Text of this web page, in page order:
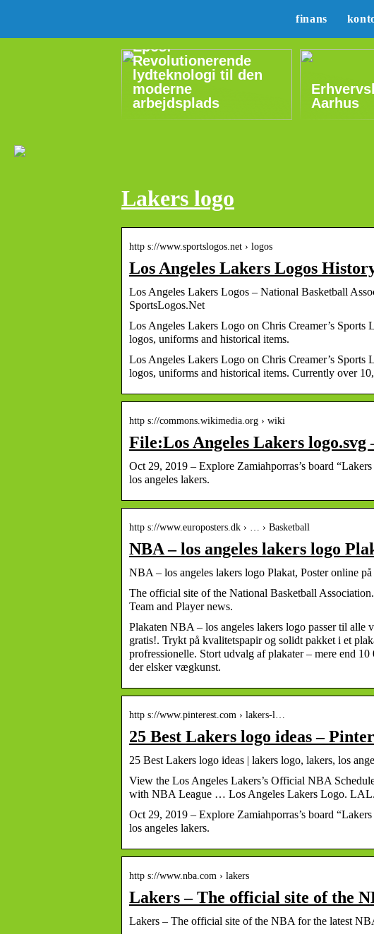
finans
Epos:
Revolutionerende
lydteknologi til den
moderne
arbejdsplads
Aarhus
Lakers logo
http s://www.sportslogos.net › logos
Los Angeles Lakers Logos
Los Angeles Lakers Logos – National Basketball
SportsLogos.Net
Los Angeles Lakers Logo on Chris Creamer’s
logos, uniforms and historical items.
Los Angeles Lakers Logo on Chris Creamer’s
logos, uniforms and historical items. Currently over
http s://commons.wikimedia.org › wiki
File:Los Angeles Lakers
Oct 29, 2019 – Explore Zamiahporras’s board
los angeles lakers.
http s://www.europosters.dk › … › Basketball
NBA – los angeles lakers logo
NBA – los angeles lakers logo Plakat, Poster online
The official site of the National Basketball
Team and Player news.
Plakaten NBA – los angeles lakers logo passer til
gratis!. Trykt på kvalitetspapir og solidt pakket i et
profressionelle. Stort udvalg af plakater – mere end
der elsker vægkunst.
http s://www.pinterest.com › lakers-l…
25 Best Lakers logo ideas –
25 Best Lakers logo ideas | lakers logo, lakers, los
View the Los Angeles Lakers’s Official NBA
with NBA League … Los Angeles Lakers Logo. LAL.
Oct 29, 2019 – Explore Zamiahporras’s board
los angeles lakers.
http s://www.nba.com › lakers
Lakers – The official site of the
Lakers – The official site of the NBA for the latest